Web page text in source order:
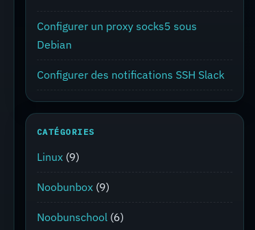
Configurer un proxy socks5 sous
Debian
Configurer des notifications SSH Slack
CATÉGORIES
Linux (9)
Noobunbox (9)
Noobunschool (6)